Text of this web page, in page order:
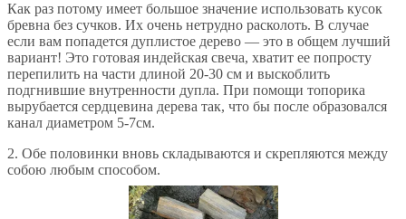
Как раз потому имеет большое значение использовать кусок
бревна без сучков. Их очень нетрудно расколоть. В случае
если вам попадется дуплистое дерево — это в общем лучший
вариант! Это готовая индейская свеча, хватит ее попросту
перепилить на части длиной 20-30 см и выскоблить
подгнившие внутренности дупла. При помощи топорика
вырубается сердцевина дерева так, что бы после образовался
канал диаметром 5-7см.
2. Обе половинки вновь складываются и скрепляются между
собою любым способом.